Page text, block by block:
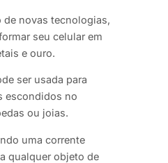
de novas tecnologias,
seu celular em
e ouro.
ser usada para
escondidos no
ou joias.
uma corrente
qualquer objeto de